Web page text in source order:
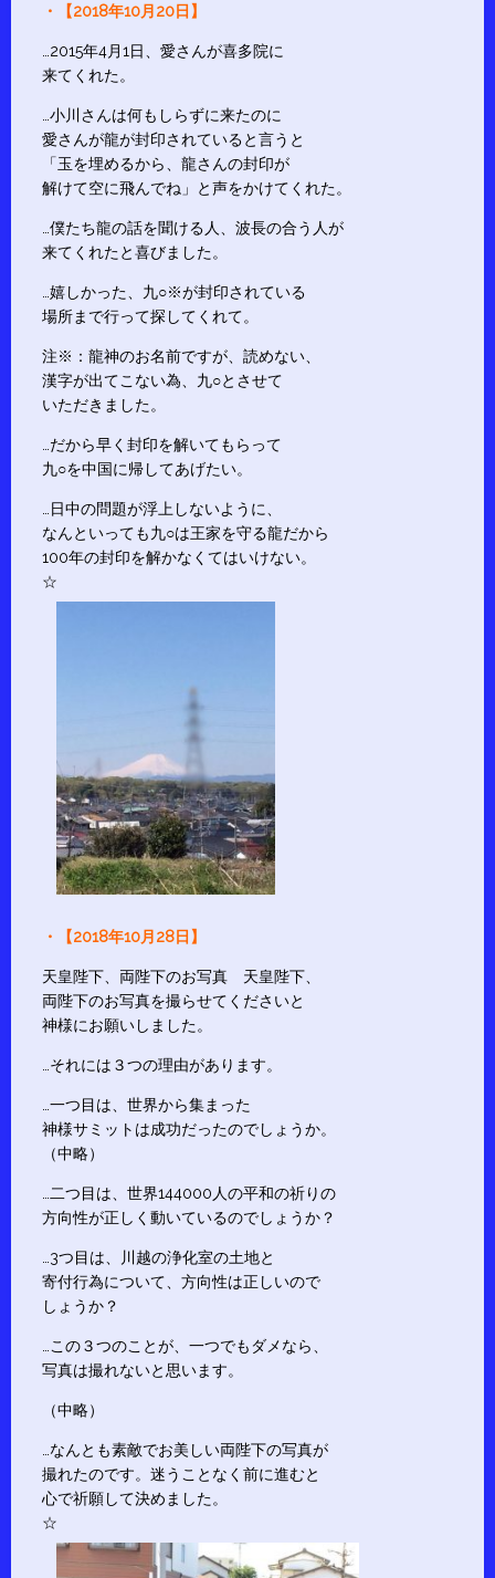
・【2018年10月20日】
…2015年4月1日、愛さんが喜多院に
来てくれた。
…小川さんは何もしらずに来たのに
愛さんが龍が封印されていると言うと
「玉を埋めるから、龍さんの封印が
解けて空に飛んでね」と声をかけてくれた。
…僕たち龍の話を聞ける人、波長の合う人が
来てくれたと喜びました。
…嬉しかった、九○※が封印されている
場所まで行って探してくれて。
注※：龍神のお名前ですが、読めない、
漢字が出てこない為、九○とさせて
いただきました。
…だから早く封印を解いてもらって
九○を中国に帰してあげたい。
…日中の問題が浮上しないように、
なんといっても九○は王家を守る龍だから
100年の封印を解かなくてはいけない。
☆
・【2018年10月28日】
天皇陛下、両陛下のお写真 天皇陛下、
両陛下のお写真を撮らせてくださいと
神様にお願いしました。
…それには３つの理由があります。
…一つ目は、世界から集まった
神様サミットは成功だったのでしょうか。
（中略）
…二つ目は、世界144000人の平和の祈りの
方向性が正しく動いているのでしょうか？
…3つ目は、川越の浄化室の土地と
寄付行為について、方向性は正しいので
しょうか？
…この３つのことが、一つでもダメなら、
写真は撮れないと思います。
（中略）
…なんとも素敵でお美しい両陛下の写真が
撮れたのです。迷うことなく前に進むと
心で祈願して決めました。
☆